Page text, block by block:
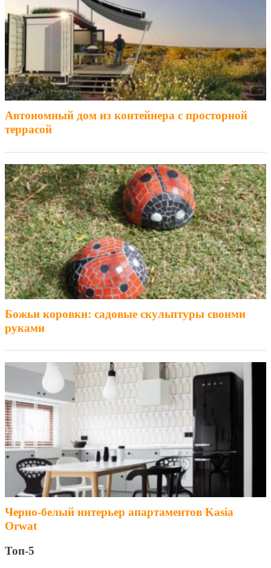
Автономный дом из контейнера с просторной
террасой
Божьи коровки: садовые скульптуры своими
руками
Черно-белый интерьер апартаментов Kasia
Orwat
Топ-5